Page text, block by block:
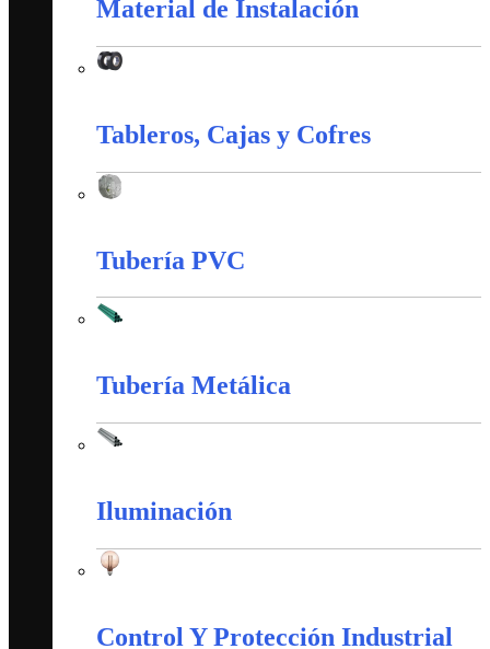
Material de Instalación
Tableros, Cajas y Cofres
Tubería PVC
Tubería Metálica
Iluminación
Control Y Protección Industrial